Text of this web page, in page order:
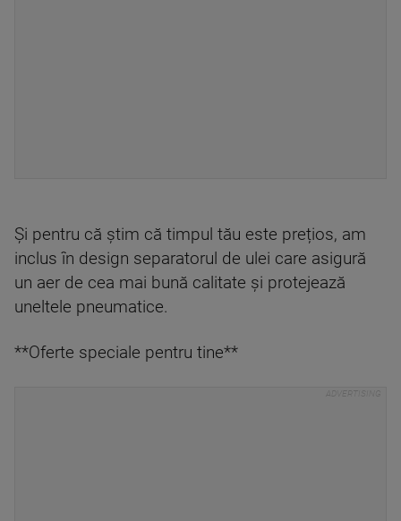
Și pentru că știm că timpul tău este prețios, am
inclus în design separatorul de ulei care asigură
un aer de cea mai bună calitate și protejează
uneltele pneumatice.
**Oferte speciale pentru tine**